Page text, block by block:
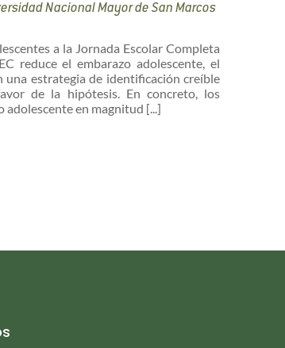
Nacional Mayor de San Marcos
a la Jornada Escolar Completa
reduce el embarazo adolescente, el
estrategia de identificación creíble
de la hipótesis. En concreto, los
adolescente en magnitud [...]